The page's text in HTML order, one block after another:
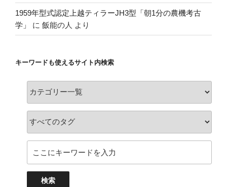
1959年型式認定上越ティラーJH3型「朝1分の農機考古
学」
に 飯能の人 より
キーワードも使えるサイト内検索